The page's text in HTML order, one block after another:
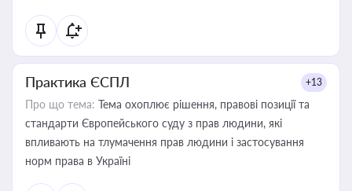
Практика ЄСПЛ +13
Про що тема: Тема охоплює рішення, правові позиції та
стандарти Європейського суду з прав людини, які
впливають на тлумачення прав людини і застосування
норм права в Україні